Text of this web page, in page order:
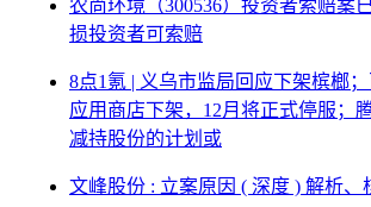
农尚环境（300536）投资者索赔案
损投资者可索赔
8点1氪 | 义乌市监局回应下架槟榔
应用商店下架，12月将正式停服；
减持股份的计划或
文峰股份 : 立案原因 ( 深度 ) 解析、